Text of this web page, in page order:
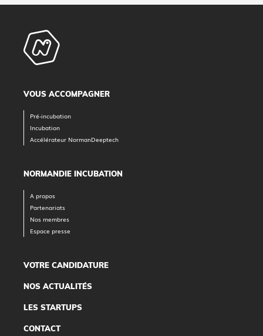
VOUS ACCOMPAGNER
Pré-incubation
Incubation
Accélérateur NormanDeeptech
NORMANDIE INCUBATION
A propos
Partenariats
Nos membres
Espace presse
VOTRE CANDIDATURE
NOS ACTUALITÉS
LES STARTUPS
CONTACT